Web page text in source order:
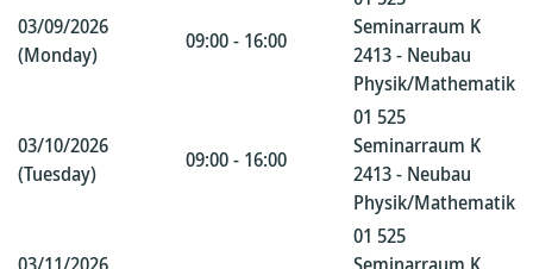
03/09/2026
(Monday)
09:00 - 16:00
Seminarraum K
2413 - Neubau
Physik/Mathematik
03/10/2026
(Tuesday)
09:00 - 16:00
01 525
Seminarraum K
2413 - Neubau
Physik/Mathematik
01 525